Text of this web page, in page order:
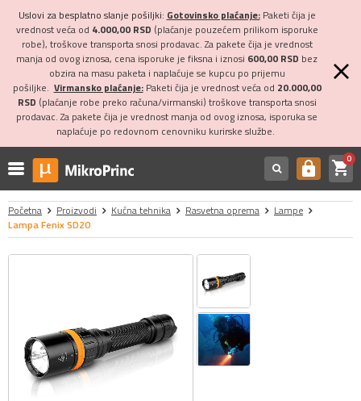
Uslovi za besplatno slanje pošiljki: Gotovinsko plaćanje:Paketi čija je
vrednost veća od 4.000,00 RSD (plaćanje pouzećem prilikom isporuke
robe), troškove transporta snosi prodavac. Za pakete čija je vrednost
manja od ovog iznosa, cena isporuke je fiksna i iznosi 600,00 RSD bez
obzira na masu paketa i naplaćuje se kupcu po prijemu
pošiljke. Virmansko plaćanje:Paketi čija je vrednost veća od 20.000,00
RSD (plaćanje robe preko računa/virmanski) troškove transporta snosi
prodavac. Za pakete čija je vrednost manja od ovog iznosa, isporuka se
naplaćuje po redovnom cenovniku kurirske službe.
https shopping_cart0
Početna Proizvodi Kućna tehnika Rasvetna oprema
Lampe
Lampa Fenix SD20